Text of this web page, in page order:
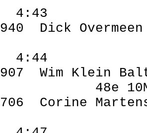
4:43
940
Dick Overmeen
4:44
907
Wim Klein
48e
706
Corine